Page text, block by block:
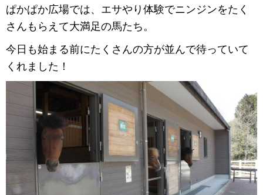
ぱかぱか広場では、エサやり体験でニンジンをたく
さんもらえて大満足の馬たち。
今日も始まる前にたくさんの方が並んで待っていて
くれました！